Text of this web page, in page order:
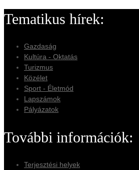
Tematikus hírek:
Gazdaság
Kultúra - Oktatás
Turizmus
Közélet
Sport - Életmód
Lapszámok
Pályázatok
További információk:
Terjesztési helyek